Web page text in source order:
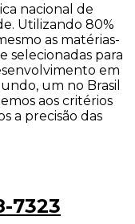
nacional de
Utilizando 80%
as matérias-
selecionadas para
em
um no Brasil
aos critérios
a precisão das
7323